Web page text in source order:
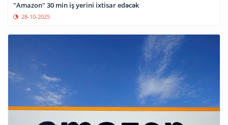
"Amazon" 30 min iş yerini ixtisar edəcək
28-10-2025